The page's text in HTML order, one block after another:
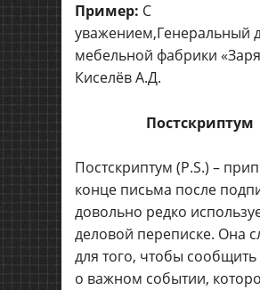
Пример: С
уважением,Генеральный
мебельной фабрики
Киселёв А.Д.
Постскриптум
Постскриптум (P.S.) –
конце письма после
довольно редко
деловой переписке. Она
для того, чтобы сообщить
о важном событии,